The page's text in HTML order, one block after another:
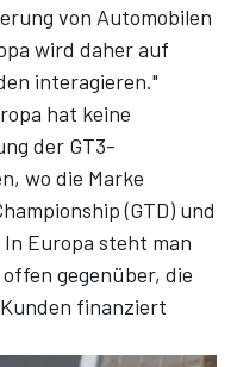
von Automobilen
wird daher auf
interagieren."
hat keine
der GT3-
wo die Marke
(GTD) und
Europa steht man
gegenüber, die
finanziert